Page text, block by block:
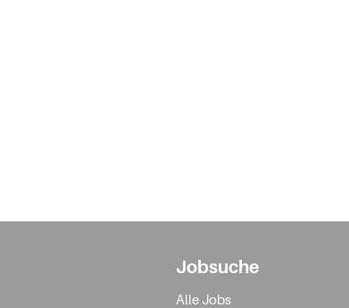
Jobsuche
Alle Jobs